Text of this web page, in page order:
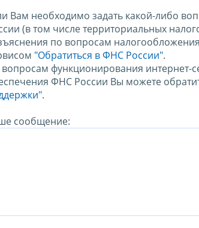
Вам необходимо задать какой-либо
(в том числе территориальных
по вопросам
"Обратиться в ФНС России".
функционирования интернет-
ФНС России Вы можете
сообщение: